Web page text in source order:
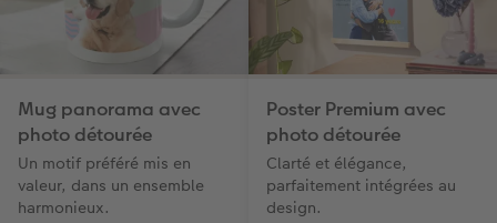
Mug panorama avec
photo détourée
Un motif préféré mis en
valeur, dans un ensemble
harmonieux.
Poster Premium avec
photo détourée
Clarté et élégance,
parfaitement intégrées au
design.